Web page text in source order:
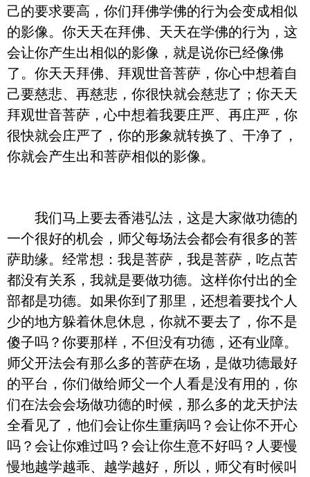
己的要求要高，你们拜佛学佛的行为会变成相似
的影像。你天天在拜佛、天天在学佛的行为，这
会让你产生出相似的影像，就是说你已经像佛
了。你天天拜佛、拜观世音菩萨，你心中想着自
己要慈悲、再慈悲，你很快就会慈悲了；你天天
拜观世音菩萨，心中想着我要庄严、再庄严，你
很快就会庄严了，你的形象就转换了、干净了，
你就会产生出和菩萨相似的影像。
我们马上要去香港弘法，这是大家做功德的
一个很好的机会，师父每场法会都会有很多的菩
萨助缘。经常想：我是菩萨，我是菩萨，吃点苦
都没有关系，我就是要做功德。这样你付出的全
部都是功德。如果你到了那里，还想着要找个人
少的地方躲着休息休息，你就不要去了，你不是
傻子吗？你要那样，不但没有功德，还有业障。
师父开法会有那么多的菩萨在场，是做功德最好
的平台，你们做给师父一个人看是没有用的，你
们在法会会场做功德的时候，那么多的龙天护法
全看见了，他们会让你生重病吗？会让你不开心
吗？会让你难过吗？会让你生意不好吗？人要慢
慢地越学越乖、越学越好，所以，师父有时候叫